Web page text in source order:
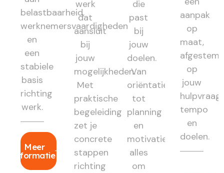
belastbaarheid,
werknemersvaardigheden
en
een
stabiele
basis
richting
werk.
Meer
informatie
werk
dat
aansluit
bij
jouw
mogelijkheden.
Met
praktische
begeleiding
zet je
concrete
stappen
richting
die
past
bij
jouw
doelen.
Van
oriëntatie
tot
planning
en
motivatie:
alles
om
aanpak
op
maat,
op
jouw
hulpvraag,
tempo
en
doelen.